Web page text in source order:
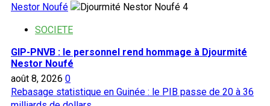
Nestor Noufé
4
SOCIETE
GIP-PNVB : le personnel rend hommage à Djourmité
Nestor Noufé
août 8, 2026 0
Rebasage statistique en Guinée : le PIB passe de 20 à 36